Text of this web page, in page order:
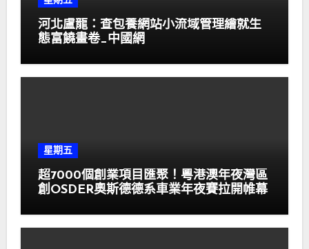
河北盧龍：查包養網站小流域管理繪就生
態富饒畫卷_中國網
星期五
超7000個創業項目匯聚！粵港澳年夜灣區
創OSDER奧斯德德系車業年夜賽拉開帷幕